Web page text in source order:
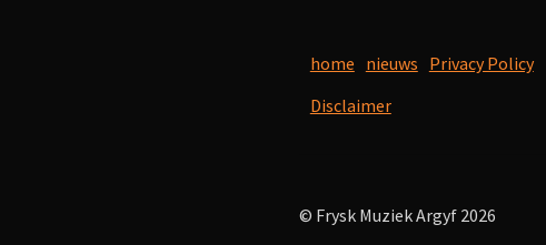
home nieuws Privacy Policy
Disclaimer
© Frysk Muziek Argyf 2026